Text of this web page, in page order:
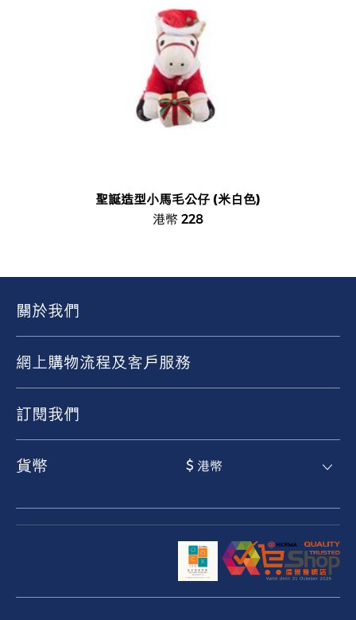
聖誕造型小馬毛公仔 (米白色)
港幣 228
關於我們
網上購物流程及客戶服務
訂閱我們
貨幣 $ 港幣